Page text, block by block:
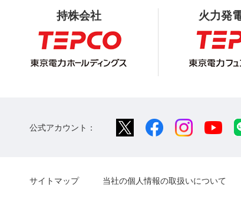
持株会社 火力発
公式アカウント：
サイトマップ 当社の個人情報の取扱いについて